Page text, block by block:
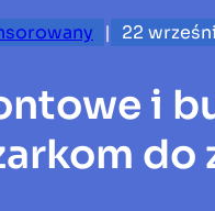
| 22
i
do